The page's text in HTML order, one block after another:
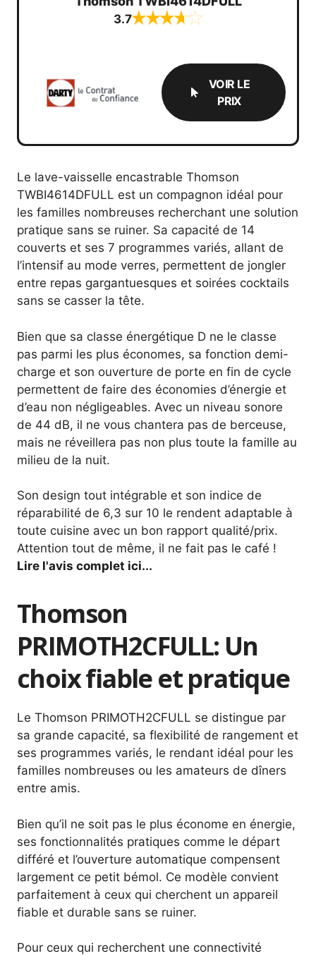
3.7
VOIR LE
PRIX
Le lave-vaisselle encastrable Thomson
TWBI4614DFULL est un compagnon idéal pour
les familles nombreuses recherchant une solution
pratique sans se ruiner. Sa capacité de 14
couverts et ses 7 programmes variés, allant de
l’intensif au mode verres, permettent de jongler
entre repas gargantuesques et soirées cocktails
sans se casser la tête.
Bien que sa classe énergétique D ne le classe
pas parmi les plus économes, sa fonction demi-
charge et son ouverture de porte en fin de cycle
permettent de faire des économies d’énergie et
d’eau non négligeables. Avec un niveau sonore
de 44 dB, il ne vous chantera pas de berceuse,
mais ne réveillera pas non plus toute la famille au
milieu de la nuit.
Son design tout intégrable et son indice de
réparabilité de 6,3 sur 10 le rendent adaptable à
toute cuisine avec un bon rapport qualité/prix.
Attention tout de même, il ne fait pas le café !
Lire l'avis complet ici...
Thomson
PRIMOTH2CFULL: Un
choix fiable et pratique
Le Thomson PRIMOTH2CFULL se distingue par
sa grande capacité, sa flexibilité de rangement et
ses programmes variés, le rendant idéal pour les
familles nombreuses ou les amateurs de dîners
entre amis.
Bien qu’il ne soit pas le plus économe en énergie,
ses fonctionnalités pratiques comme le départ
différé et l’ouverture automatique compensent
largement ce petit bémol. Ce modèle convient
parfaitement à ceux qui cherchent un appareil
fiable et durable sans se ruiner.
Pour ceux qui recherchent une connectivité